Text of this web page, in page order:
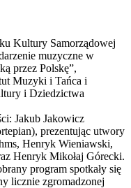
Kultury Samorządowej
muzyczne w
przez Polskę”,
Muzyki i Tańca i
i Dziedzictwa
Jakub Jakowicz
prezentując utwory
Henryk Wieniawski,
Henryk Mikołaj Górecki.
program spotkały się
licznie zgromadzonej